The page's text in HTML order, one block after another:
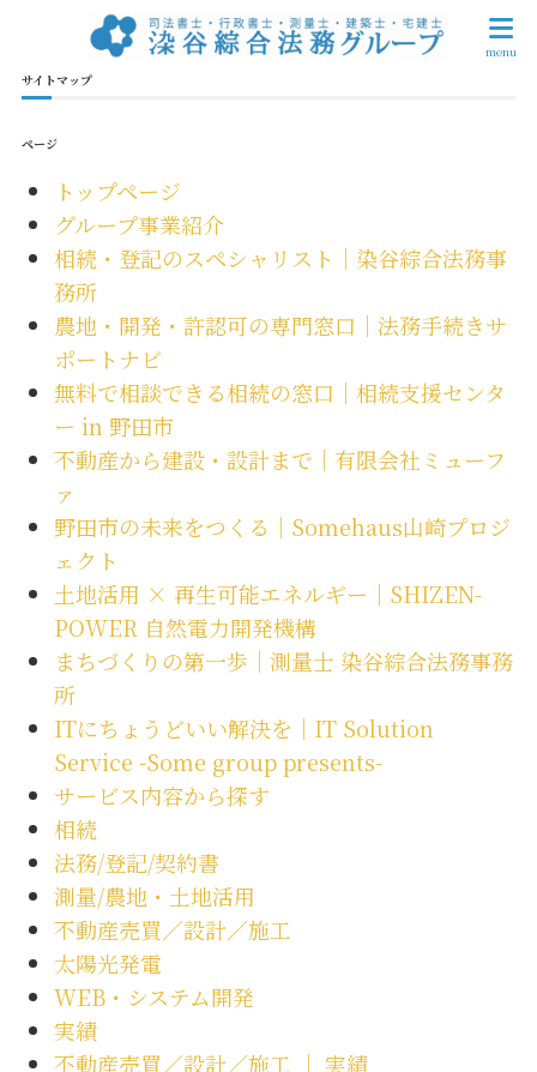
サイトマップ
ページ
トップページ
グループ事業紹介
相続・登記のスペシャリスト｜染谷綜合法務事
務所
農地・開発・許認可の専門窓口｜法務手続きサ
ポートナビ
無料で相談できる相続の窓口｜相続支援センタ
ー in 野田市
不動産から建設・設計まで｜有限会社ミューフ
ァ
野田市の未来をつくる｜Somehaus山崎プロジ
ェクト
土地活用 × 再生可能エネルギー｜SHIZEN-
POWER 自然電力開発機構
まちづくりの第一歩｜測量士 染谷綜合法務事務
所
ITにちょうどいい解決を｜IT Solution
Service -Some group presents-
サービス内容から探す
相続
法務/登記/契約書
測量/農地・土地活用
不動産売買／設計／施工
太陽光発電
WEB・システム開発
実績
不動産売買／設計／施工 ｜ 実績